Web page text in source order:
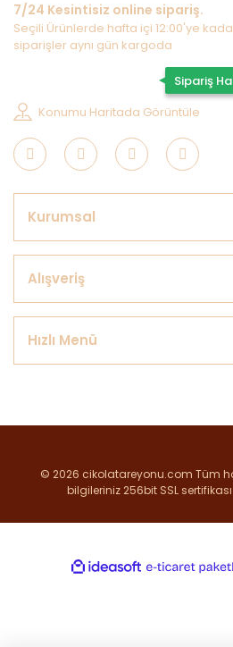
7/24 Kesintisiz online sipariş.
Seçili Ürünlerde hafta içi 12:00'ye
siparişler aynı gün kargoda
Sipariş
Konumu Haritada Görüntüle
Kurumsal
Alışveriş
Hızlı Menü
© 2026 cikolatareyonu.com Tüm
bilgileriniz 256bit SSL
ideasoft